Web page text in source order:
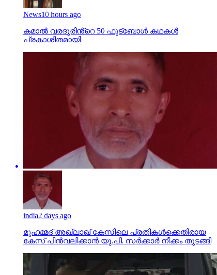
News10 hours ago
കമാൽ വരദൂരിൻ്റെ 50 ഫുട്ബോൾ കഥകൾ
പ്രകാശിതമായി
india2 days ago
മുഹമ്മദ് അഖ്‌ലാഖ് കേസിലെ പ്രതികള്‍ക്കെതിരായ
കേസ് പിന്‍വലിക്കാന്‍ യു.പി. സര്‍ക്കാര്‍ നീക്കം തുടങ്ങി